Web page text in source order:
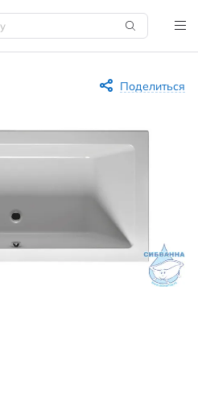
Поделиться